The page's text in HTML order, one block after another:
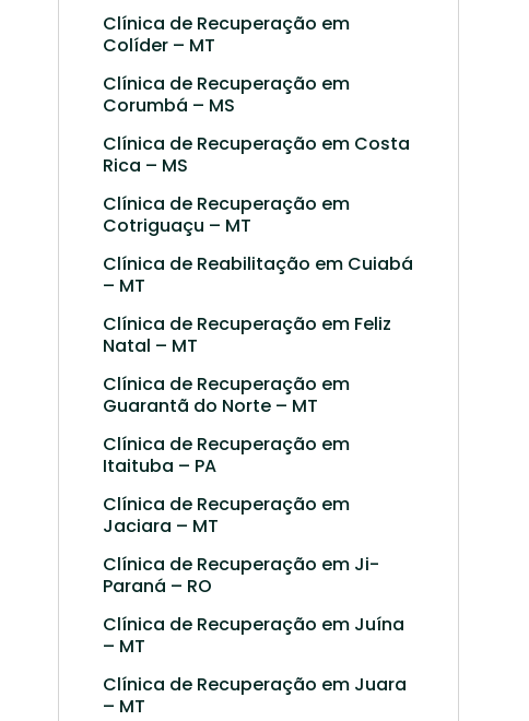
Clínica de Recuperação em
Colíder – MT
Clínica de Recuperação em
Corumbá – MS
Clínica de Recuperação em Costa
Rica – MS
Clínica de Recuperação em
Cotriguaçu – MT
Clínica de Reabilitação em Cuiabá
– MT
Clínica de Recuperação em Feliz
Natal – MT
Clínica de Recuperação em
Guarantã do Norte – MT
Clínica de Recuperação em
Itaituba – PA
Clínica de Recuperação em
Jaciara – MT
Clínica de Recuperação em Ji-
Paraná – RO
Clínica de Recuperação em Juína
– MT
Clínica de Recuperação em Juara
– MT